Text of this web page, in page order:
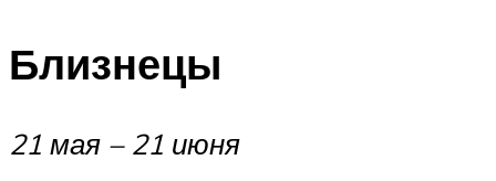
Близнецы
21 мая – 21 июня